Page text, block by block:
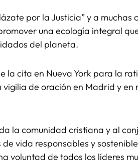
por la Justicia” y a
una ecología integral
del planeta.
la cita en Nueva York para la
de oración en Madrid y en
la comunidad cristiana y al
vida responsables y
voluntad de todos los líderes